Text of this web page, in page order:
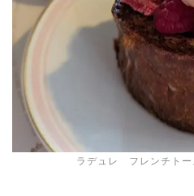
ラデュレ フレンチトー